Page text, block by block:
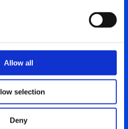
Allow all
selection
Deny